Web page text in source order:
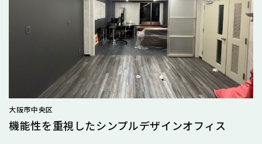
大阪市中央区
機能性を重視したシンプルデザインオフィス